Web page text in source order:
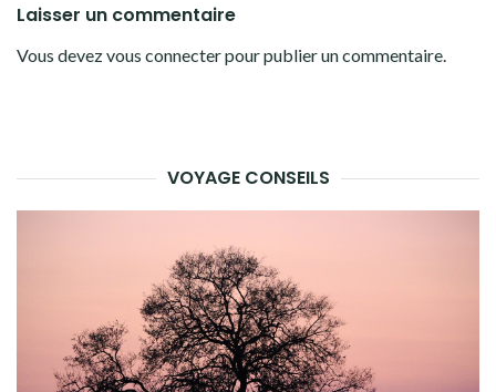
Laisser un commentaire
Vous devezvous connecterpour publier un commentaire.
VOYAGE CONSEILS